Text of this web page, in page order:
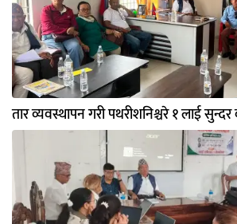
तार व्यवस्थापन गरी पथरीशनिश्चरे १ लाई